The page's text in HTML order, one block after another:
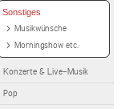
Sonstiges
Musikwünsche
Morningshow etc.
Konzerte & Live-Musik
Pop